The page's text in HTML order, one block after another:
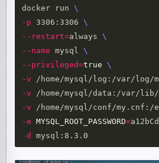
docker run \
-p 3306:3306 \
--restart=always \
--name mysql \
--privileged=true
\
-v /home/mysql/log:/var/log/
-v /home/mysql/data:/var/
-v /home/mysql/conf/
-e
MYSQL_ROOT_PASSWORD=
-d